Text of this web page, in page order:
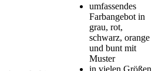
umfassendes
Farbangebot in
grau, rot,
schwarz, orange
und bunt mit
Muster
in vielen Größen